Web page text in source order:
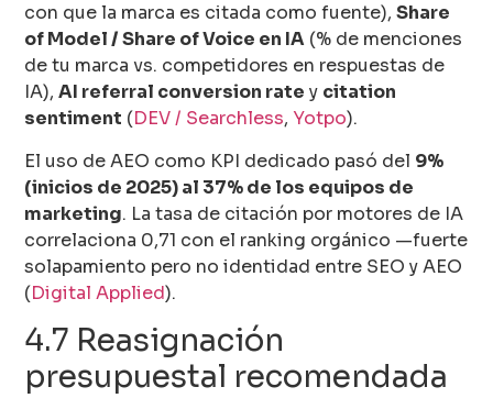
con que la marca es citada como fuente),Share
of Model / Share of Voice en IA (% de menciones
de tu marca vs. competidores en respuestas de
IA),AI referral conversion rate y citation
sentiment (DEV / Searchless, Yotpo).
El uso de AEO como KPI dedicado pasó del 9%
(inicios de 2025) al 37% de los equipos de
marketing. La tasa de citación por motores de IA
correlaciona 0,71 con el ranking orgánico —fuerte
solapamiento pero no identidad entre SEO y AEO
(Digital Applied).
4.7 Reasignación
presupuestal recomendada